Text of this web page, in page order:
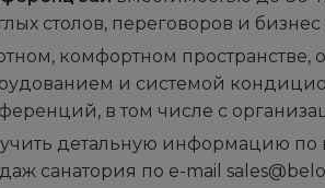
столов, переговоров и бизнес
комфортном
и системой
в том числе с
детальную информацию по
санатория по e-mail